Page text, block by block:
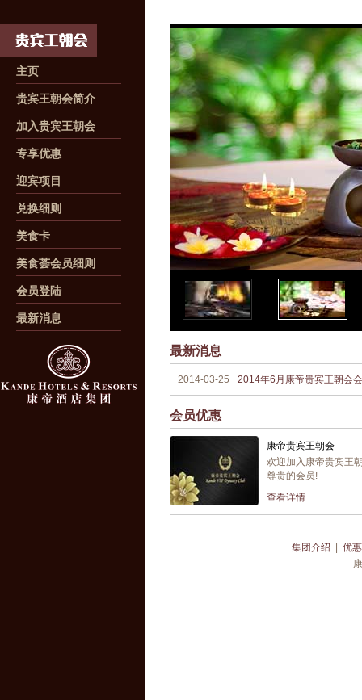
主页
贵宾王朝会简介
加入贵宾王朝会
专享优惠
迎宾项目
兑换细则
美食卡
美食荟会员细则
会员登陆
最新消息
最新消息
2014-03-25 2014年6月康帝贵宾王朝会
会员优惠
康帝贵宾王朝会
欢迎加入康帝贵宾王
尊贵的会员!
查看详情
集团介绍
优